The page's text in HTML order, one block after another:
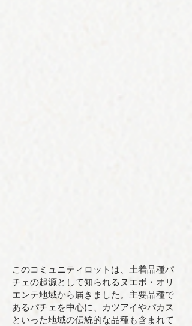
このコミュニティロットは、土着品種パ
チェの起源として知られるヌエボ・オリ
エンテ地域から届きました。主要品種で
あるパチェを中心に、カツアイやパカス
といった地域の伝統的な品種も含まれて